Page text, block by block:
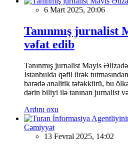
6 Mart 2025, 20:06
Tanınmış jurnalist
vəfat edib
Tanınmış jurnalist Mayis
İstanbulda qəfil ürək
barədə analitik təfəkkürü, bu
dərin biliyi ilə tanınan jurnalist
Ardını oxu
Cəmiyyət
13 Fevral 2025, 14:02